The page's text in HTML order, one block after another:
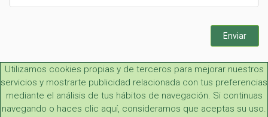
field
Enviar
Utilizamos cookies propias y de terceros para mejorar nuestros
servicios y mostrarte publicidad relacionada con tus preferencias
mediante el análisis de tus hábitos de navegación. Si continuas
navegando o haces clic aquí, consideramos que aceptas su uso.